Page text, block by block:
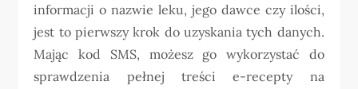
informacji o nazwie leku, jego dawce czy ilości,
jest to pierwszy krok do uzyskania tych danych.
Mając kod SMS, możesz go wykorzystać do
sprawdzenia pełnej treści e-recepty na